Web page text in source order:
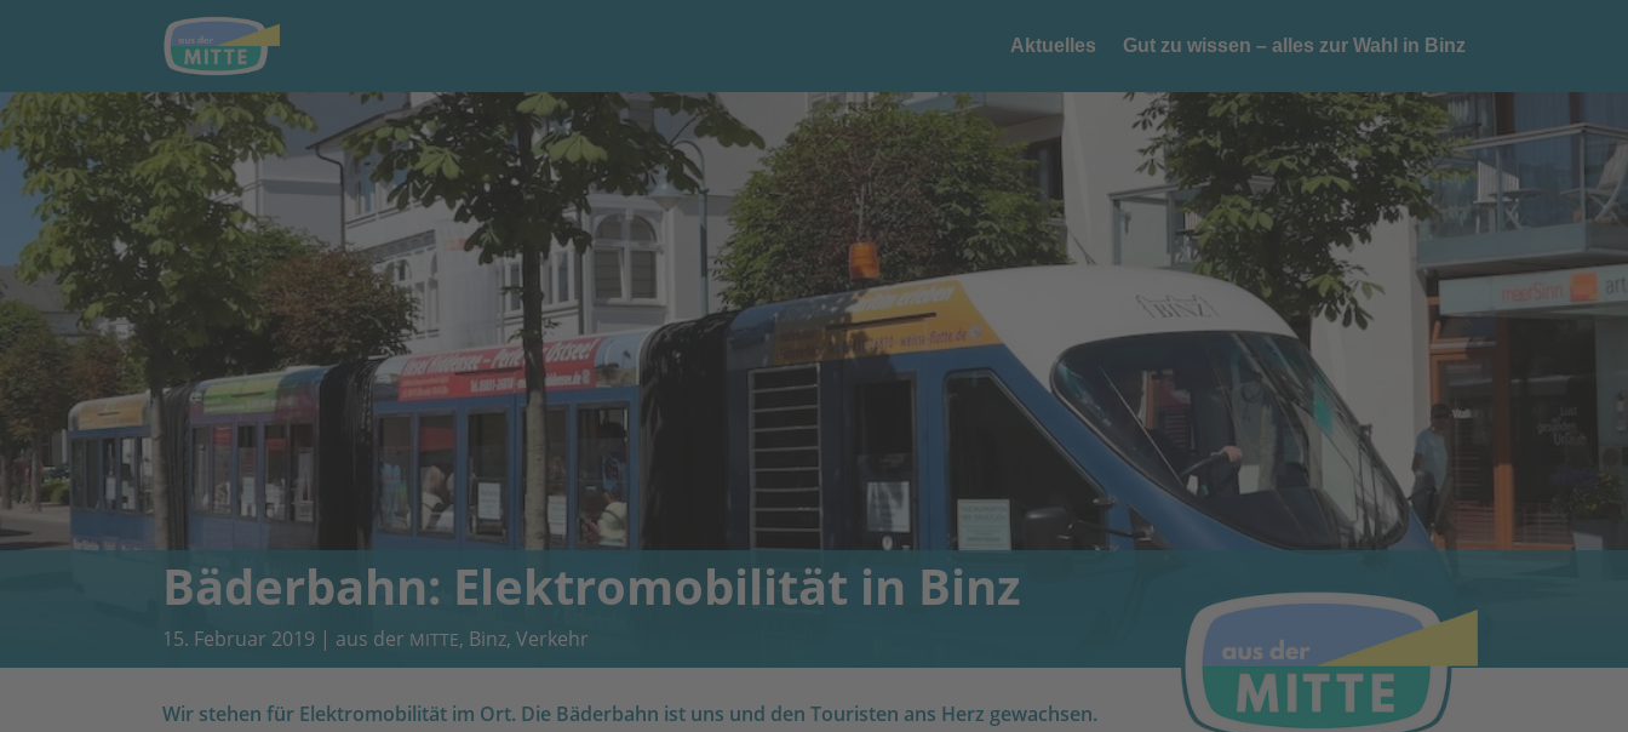
Aktuelles Gut zu wissen – alles zur Wahl in Binz
Bäderbahn: Elektromobilität in Binz
15. Februar 2019 | aus der MITTE, Binz,Verkehr
Wir stehen für Elektromobilität im Ort. Die Bäderbahn ist uns und den Touristen ans Herz gewachsen.